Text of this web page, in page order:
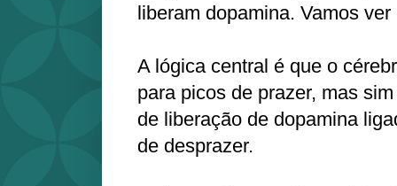
liberam dopamina. Vamos
A lógica central é que o
para picos de prazer, mas
de liberação de dopamina
de desprazer.